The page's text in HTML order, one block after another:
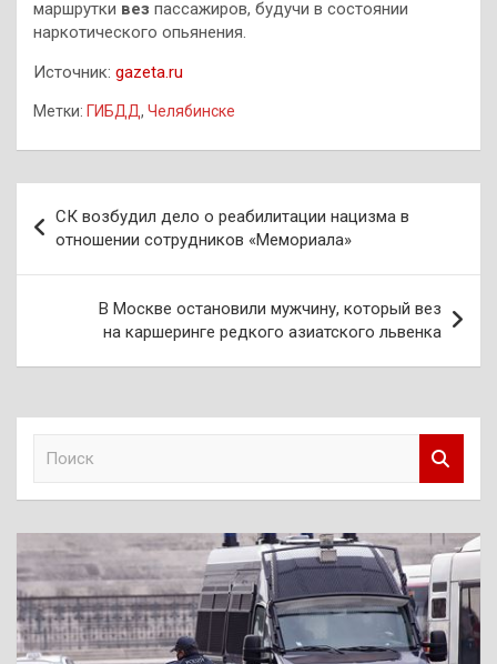
маршрутки вез пассажиров, будучи в состоянии
наркотического опьянения.
Источник: gazeta.ru
Метки: ГИБДД , Челябинске
по
записям
СК возбудил дело о реабилитации нацизма в
отношении сотрудников «Мемориала»
В Москве остановили мужчину, который вез
на каршеринге редкого азиатского львенка
к